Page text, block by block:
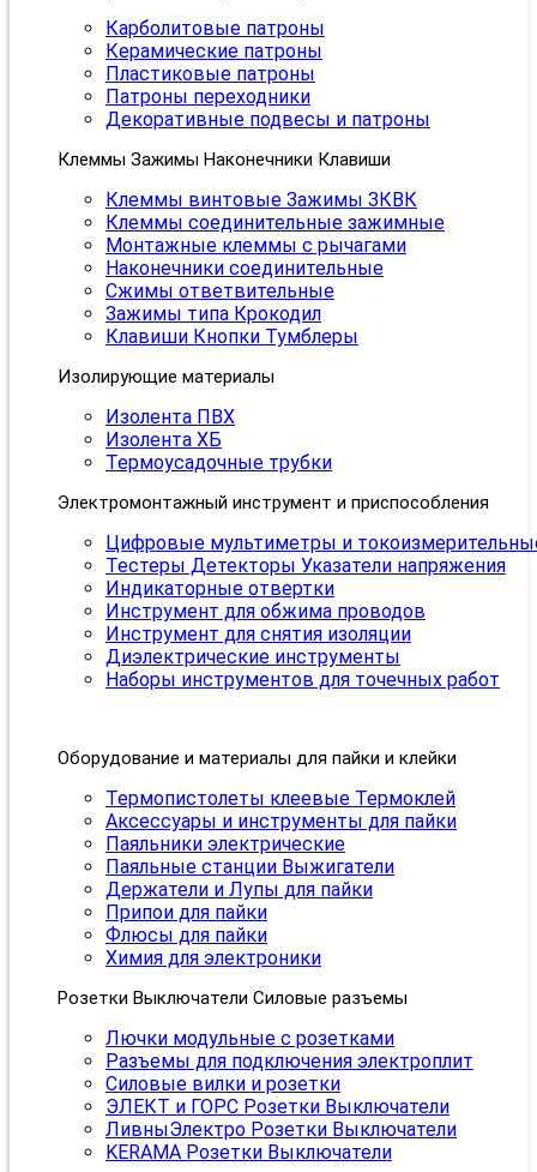
Карболитовые патроны
Керамические патроны
Пластиковые патроны
Патроны переходники
Декоративные подвесы и патроны
Клеммы Зажимы Наконечники Клавиши
Клеммы винтовые Зажимы ЗКВК
Клеммы соединительные зажимные
Монтажные клеммы с рычагами
Наконечники соединительные
Сжимы ответвительные
Зажимы типа Крокодил
Клавиши Кнопки Тумблеры
Изолирующие материалы
Изолента ПВХ
Изолента ХБ
Термоусадочные трубки
Электромонтажный инструмент и приспособления
Цифровые мультиметры и
Тестеры Детекторы Указатели напряжения
Индикаторные отвертки
Инструмент для обжима проводов
Инструмент для снятия изоляции
Диэлектрические инструменты
Наборы инструментов для точечных работ
Оборудование и материалы для пайки и клейки
Термопистолеты клеевые Термоклей
Аксессуары и инструменты для пайки
Паяльники электрические
Паяльные станции Выжигатели
Держатели и Лупы для пайки
Припои для пайки
Флюсы для пайки
Химия для электроники
Розетки Выключатели Силовые разъемы
Лючки модульные с розетками
Разъемы для подключения электроплит
Силовые вилки и розетки
ЭЛЕКТ и ГОРС Розетки Выключатели
ЛивныЭлектро Розетки Выключатели
KERAMA Розетки Выключатели